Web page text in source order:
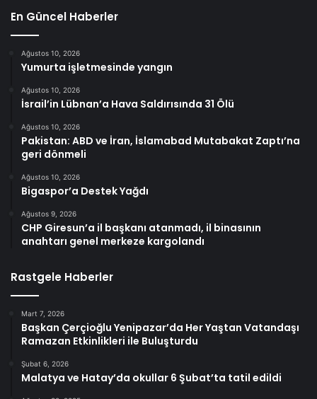
En Güncel Haberler
Ağustos 10, 2026
Yumurta işletmesinde yangın
Ağustos 10, 2026
İsrail’in Lübnan’a Hava Saldırısında 31 Ölü
Ağustos 10, 2026
Pakistan: ABD ve İran, İslamabad Mutabakat Zaptı’na
geri dönmeli
Ağustos 10, 2026
Bigaspor’a Destek Yağdı
Ağustos 9, 2026
CHP Giresun’a il başkanı atanmadı, il binasının
anahtarı genel merkeze kargolandı
Rastgele Haberler
Mart 7, 2026
Başkan Çerçioğlu Yenipazar’da Her Yaştan Vatandaşı
Ramazan Etkinlikleri ile Buluşturdu
Şubat 6, 2026
Malatya ve Hatay’da okullar 6 Şubat’ta tatil edildi